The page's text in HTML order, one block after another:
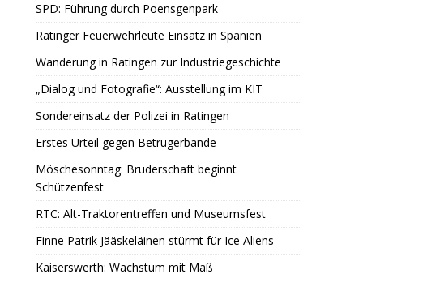
SPD: Führung durch Poensgenpark
Ratinger Feuerwehrleute Einsatz in Spanien
Wanderung in Ratingen zur Industriegeschichte
„Dialog und Fotografie“: Ausstellung im KIT
Sondereinsatz der Polizei in Ratingen
Erstes Urteil gegen Betrügerbande
Möschesonntag: Bruderschaft beginnt
Schützenfest
RTC: Alt-Traktorentreffen und Museumsfest
Finne Patrik Jääskeläinen stürmt für Ice Aliens
Kaiserswerth: Wachstum mit Maß